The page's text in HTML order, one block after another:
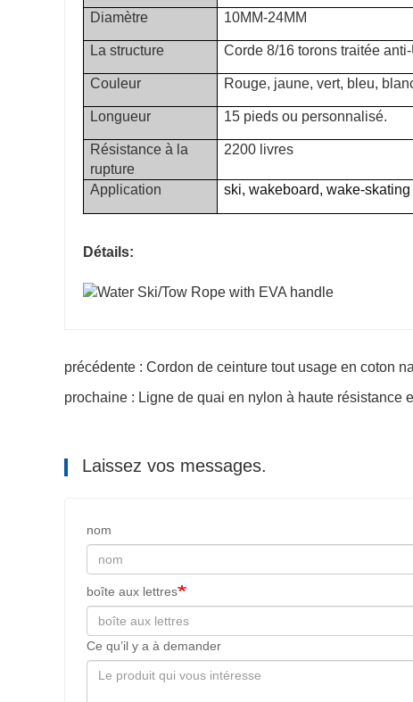
Diamètre 10MM-24MM
La structure Corde 8/16 torons traitée
Couleur Rouge, jaune, vert, bleu,
Longueur 15 pieds ou personnalisé.
Résistance à la
rupture
2200 livres
Application ski, wakeboard, wake-skating
Détails:
précédente : Cordon de ceinture tout usage en coton
prochaine : Ligne de quai en nylon à haute résistance
Laissez vos messages.
nom
boîte aux lettres
Ce qu’il y a à demander